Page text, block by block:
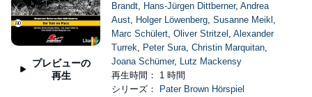
プレビューの
再生
Brandt, Hans-Jürgen Dittberner, Andrea
Aust, Holger Löwenberg, Susanne Meikl ,
Marc Schülert, Oliver Stritzel , Alexander
Turrek, Peter Sura, Christin Marquitan,
Joana Schümer, Lutz Mackensy
再生時間： 1 時間
シリーズ：
Pater Brown Hörspiel